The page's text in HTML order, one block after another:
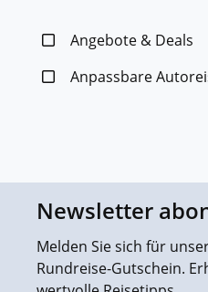
Angebote & Deals
Anpassbare
Newsletter
Melden Sie sich für
Rundreise-Gutschein.